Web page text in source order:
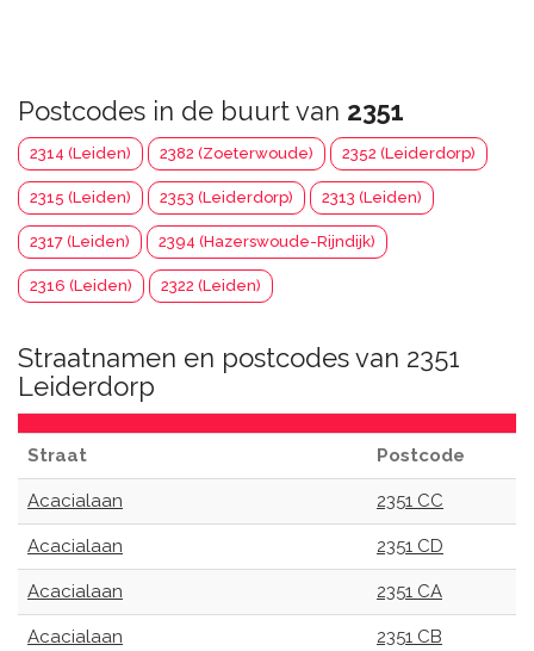
Postcodes in de buurt van 2351
2314 (Leiden) 2382 (Zoeterwoude) 2352 (Leiderdorp)
2315 (Leiden) 2353 (Leiderdorp) 2313 (Leiden)
2317 (Leiden) 2394 (Hazerswoude-Rijndijk)
2316 (Leiden) 2322 (Leiden)
Straatnamen en postcodes van 2351
Leiderdorp
Straat Postcode
Acacialaan 2351 CC
Acacialaan 2351 CD
Acacialaan 2351 CA
Acacialaan 2351 CB